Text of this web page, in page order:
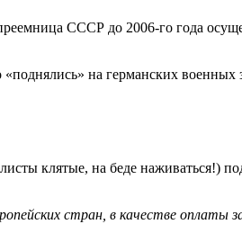
СССР до 2006-го года
на германских военных
клятые, на беде наживаться!)
стран, в качестве оплаты